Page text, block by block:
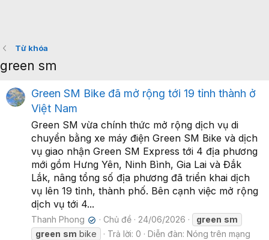
Từ khóa
green sm
Green SM Bike đã mở rộng tới 19 tỉnh thành ở
Việt Nam
Green SM vừa chính thức mở rộng dịch vụ di
chuyển bằng xe máy điện Green SM Bike và dịch
vụ giao nhận Green SM Express tới 4 địa phương
mới gồm Hưng Yên, Ninh Bình, Gia Lai và Đắk
Lắk, nâng tổng số địa phương đã triển khai dịch
vụ lên 19 tỉnh, thành phố. Bên cạnh việc mở rộng
dịch vụ tới 4...
Thanh Phong ✔ Chủ đề 24/06/2026 green sm
green sm bike Trả lời: 0 Diễn đàn: Nóng trên mạng